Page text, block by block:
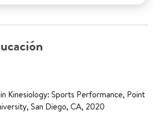
Kinesiology: Sports Performance, Point
San Diego, CA, 2020